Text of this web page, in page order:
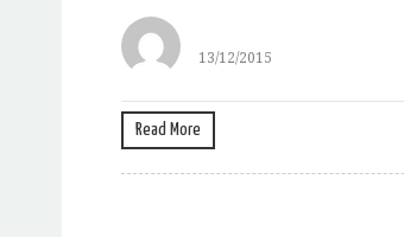
13/12/2015
Read More